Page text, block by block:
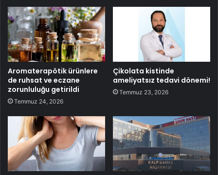
Aromaterapötik ürünlere
de ruhsat ve eczane
zorunluluğu getirildi
Temmuz 24, 2026
Çikolata kistinde
ameliyatsız tedavi dönemi!
Temmuz 23, 2026